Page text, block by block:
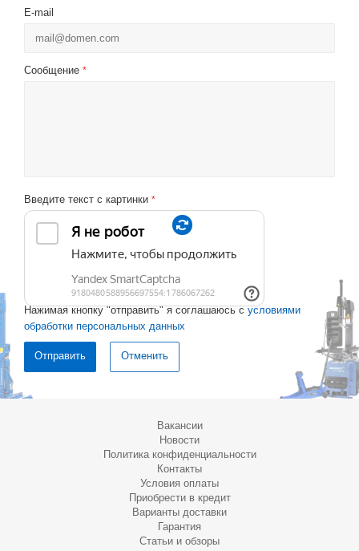
E-mail
Сообщение *
Введите текст с картинки *
Нажимая кнопку "отправить" я соглашаюсь с условиями
обработки персональных данных
Отменить
Вакансии
Новости
Политика конфиденциальности
Контакты
Условия оплаты
Приобрести в кредит
Варианты доставки
Гарантия
Статьи и обзоры